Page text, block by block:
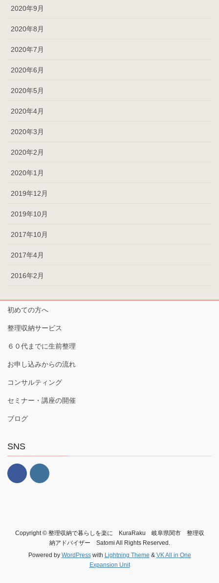
2020年9月
2020年8月
2020年7月
2020年6月
2020年5月
2020年4月
2020年3月
2020年2月
2020年1月
2019年12月
2019年10月
2017年10月
2017年4月
2016年2月
初めての方へ
整理収納サービス
６０代までに生前整理
お申し込みからの流れ
コンサルティング
セミナー・講座の開催
ブログ
SNS
Copyright © 整理収納で暮らしを楽に KuraRaku 岐阜県関市 整理収
納アドバイザー Satomi All Rights Reserved.
Powered by WordPresswith Lightning Theme & VK All in One
Expansion Unit